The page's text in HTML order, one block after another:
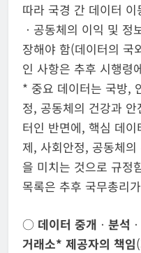
따라 국경 간 데이터
ㆍ공동체의 이익 및
장해야 함(데이터의 국
인 사항은 추후 시행령
* 중요 데이터는 국방,
정, 공동체의 건강과
터인 반면에, 핵심 데
제, 사회안정, 공동체
을 미치는 것으로 규정
목록은 추후 국무총리
○ 데이터 중개 ㆍ 분석 ㆍ
거래소* 제공자의 책임